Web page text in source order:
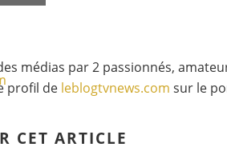
médias par 2 passionnés,
profil de leblogtvnews.com sur le
CET ARTICLE